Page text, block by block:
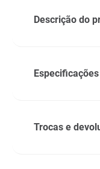
Descrição do
Especificações
Trocas e